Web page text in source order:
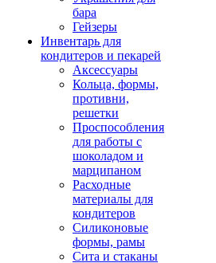
бара
Гейзеры
Инвентарь для
кондитеров и пекарей
Аксессуары
Кольца, формы,
противни,
решетки
Проспособления
для работы с
шоколадом и
марципаном
Расходные
материалы для
кондитеров
Силиконовые
формы, рамы
Сита и стаканы